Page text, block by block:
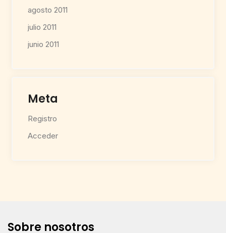
agosto 2011
julio 2011
junio 2011
Meta
Registro
Acceder
Sobre nosotros